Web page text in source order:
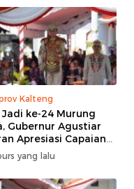
Kalteng
Jadi ke-24 Murung
Gubernur Agustiar
Apresiasi Capaian
yang lalu